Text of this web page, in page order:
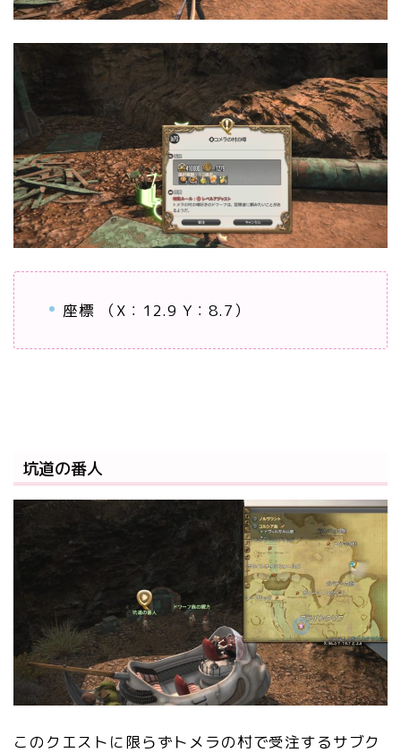
座標 （X：12.9 Y：8.7）
坑道の番人
このクエストに限らずトメラの村で受注するサブク